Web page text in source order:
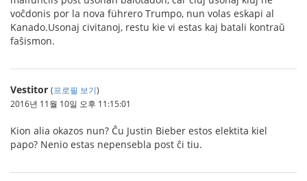
voĉdonis por la nova führero Trumpo, nun volas eskapi al
Kanado.Usonaj civitanoj, restu kie vi estas kaj batali kontraŭ
faŝismon.
Vestitor (프로필 보기)
2016년 11월 10일 오후 11:15:01
Kion alia okazos nun? Ĉu Justin Bieber estos elektita kiel
papo? Nenio estas nepensebla post ĉi tiu.